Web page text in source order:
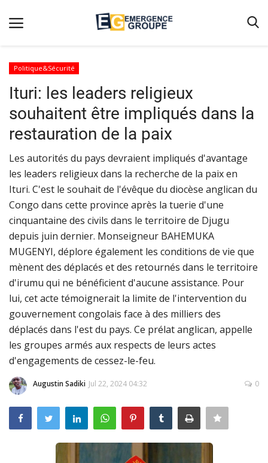
Accueil
Contact
Emergence
Galerie
Terms & Conditions
Nos Publications
Magazine
Nos Videos
Partenaires
Connexion
Register
Français
Politique&Sécurité
Ituri: les leaders religieux
souhaitent être impliqués dans la
restauration de la paix
Les autorités du pays devraient impliqués d'avantage
les leaders religieux dans la recherche de la paix en
Ituri. C'est le souhait de l'évêque du diocèse anglican du
Congo dans cette province après la tuerie d'une
cinquantaine des civils dans le territoire de Djugu
depuis juin dernier. Monseigneur BAHEMUKA
MUGENYI, déplore également les conditions de vie que
mènent des déplacés et des retournés dans le territoire
d'irumu qui ne bénéficient d'aucune assistance. Pour
lui, cet acte témoignerait la limite de l'intervention du
gouvernement congolais face à des milliers des
déplacés dans l'est du pays. Ce prélat anglican, appelle
les groupes armés aux respects de leurs actes
d'engagements de cessez-le-feu.
Augustin Sadiki Jul 22, 2024 04:32 0